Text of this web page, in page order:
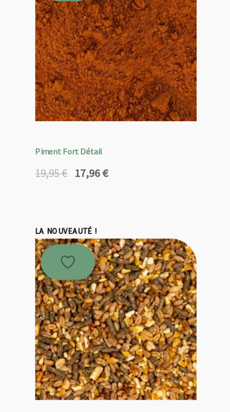
Piment Fort Détail
19,95€
Le
19,95 €.
17,96€
Le
17,96 €.
LA NOUVEAUTÉ !